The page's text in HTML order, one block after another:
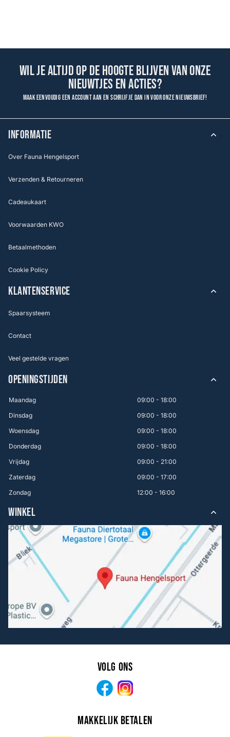
Wil je altijd op de hoogte blijven van onze
nieuwtjes en acties?
Maak eenvoudig een account aan en schrijf je dan in voor onze nieuwsbrief!
INFORMATIE
Over Fauna Hengelsport
Verzenden & Retourneren
Cadeaukaart
Voorwaarden KWO
Betaalmethoden
Cookie Policy
KLANTENSERVICE
Spaarsysteem
Contact
Veel gestelde vragen
OPENINGSTIJDEN
Maandag
09:00 - 18:00
Dinsdag
09:00 - 18:00
Woensdag
09:00 - 18:00
Donderdag
09:00 - 18:00
Vrijdag
09:00 - 21:00
Zaterdag
09:00 - 17:00
Zondag
12:00 - 16:00
WINKEL
Volg ons
Facebook
Makkelijk betalen